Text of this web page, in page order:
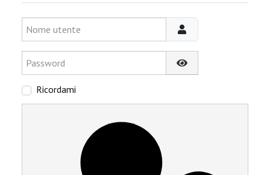
Nome utente
Password
Mostra password
Ricordami